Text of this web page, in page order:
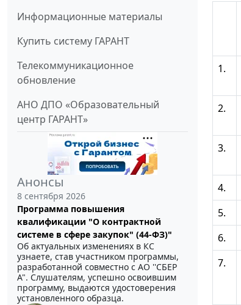
Информационные материалы
Купить систему ГАРАНТ
Телекоммуникационное
обновление
АНО ДПО «Образовательный
центр ГАРАНТ»
Анонсы
8 сентября 2026
Программа повышения
квалификации "О контрактной
системе в сфере закупок" (44-ФЗ)"
Об актуальных изменениях в КС
узнаете, став участником программы,
разработанной совместно с АО ''СБЕР
А". Слушателям, успешно освоившим
программу, выдаются удостоверения
установленного образца.
1.
2.
3.
4.
5.
6.
7.